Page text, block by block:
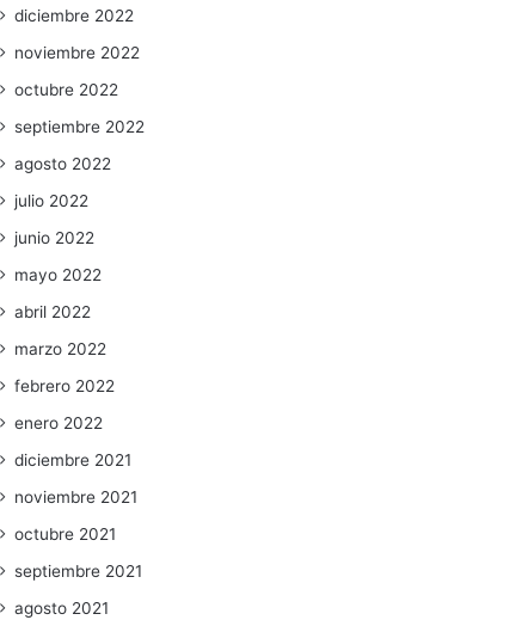
diciembre 2022
noviembre 2022
octubre 2022
septiembre 2022
agosto 2022
julio 2022
junio 2022
mayo 2022
abril 2022
marzo 2022
febrero 2022
enero 2022
diciembre 2021
noviembre 2021
octubre 2021
septiembre 2021
agosto 2021